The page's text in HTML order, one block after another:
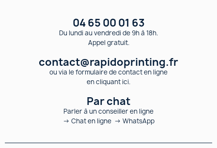
04 65 00 01 63
Du lundi au vendredi de 9h à 18h.
Appel gratuit.
contact@rapidoprinting.fr
ou via le formulaire de contact en ligne
en cliquant ici.
Par chat
Parler à un conseiller en ligne
→ Chat en ligne → WhatsApp